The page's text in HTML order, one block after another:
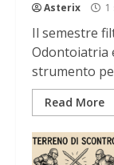
Asterix 1
Il semestre
Odontoiatria
strumento
Read More